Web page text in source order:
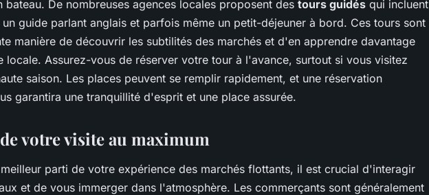
bateau. De nombreuses agences locales proposent des tours guidés qui incluent
guide parlant anglais et parfois même un petit-déjeuner à bord. Ces tours sont
manière de découvrir les subtilités des marchés et d'en apprendre davantage
locale. Assurez-vous de réserver votre tour à l'avance, surtout si vous visitez
saison. Les places peuvent se remplir rapidement, et une réservation
garantira une tranquillité d'esprit et une place assurée.
votre visite au maximum
parti de votre expérience des marchés flottants, il est crucial d'interagir
et de vous immerger dans l'atmosphère. Les commerçants sont généralement